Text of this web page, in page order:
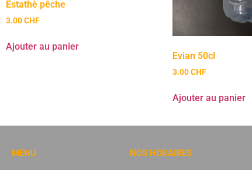
Estathè pêche
3.00CHF
Ajouter au panier
Evian 50cl
3.00CHF
Ajouter au panier
MENU NOS HORAIRES